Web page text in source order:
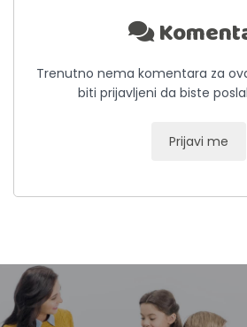
Trenutno nema komentara za
biti prijavljeni da biste
Prijavi me